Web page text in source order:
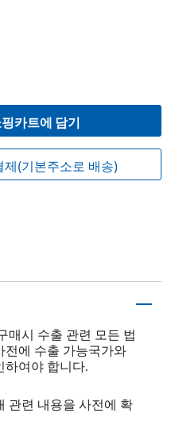
카트에 담기
제(기본주소로 배송)
매시 수출 관련 모든 법
전에 수출 가능국가와
하여야 합니다.
관련 내용을 사전에 확